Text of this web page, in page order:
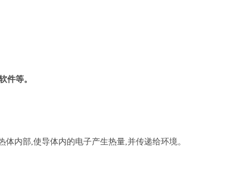
件等。
内部,使导体内的电子产生热量,并传递给环境。